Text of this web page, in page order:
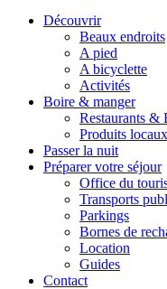
Découvrir
Beaux endroits
A pied
A bicyclette
Activités
Boire & manger
Restaurants &
Produits locaux
Passer la nuit
Préparer votre séjour
Office du
Transports
Parkings
Bornes de
Location
Guides
Contact